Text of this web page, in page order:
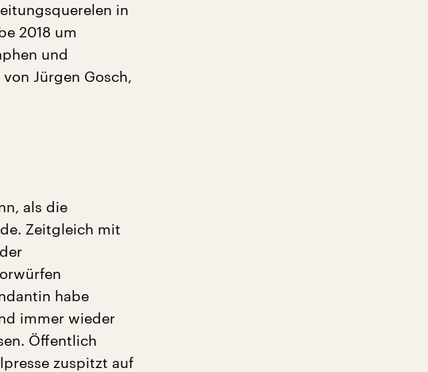
in
2018 um
und
Jürgen Gosch,
als die
Zeitgleich mit
habe
immer wieder
Öffentlich
zuspitzt auf